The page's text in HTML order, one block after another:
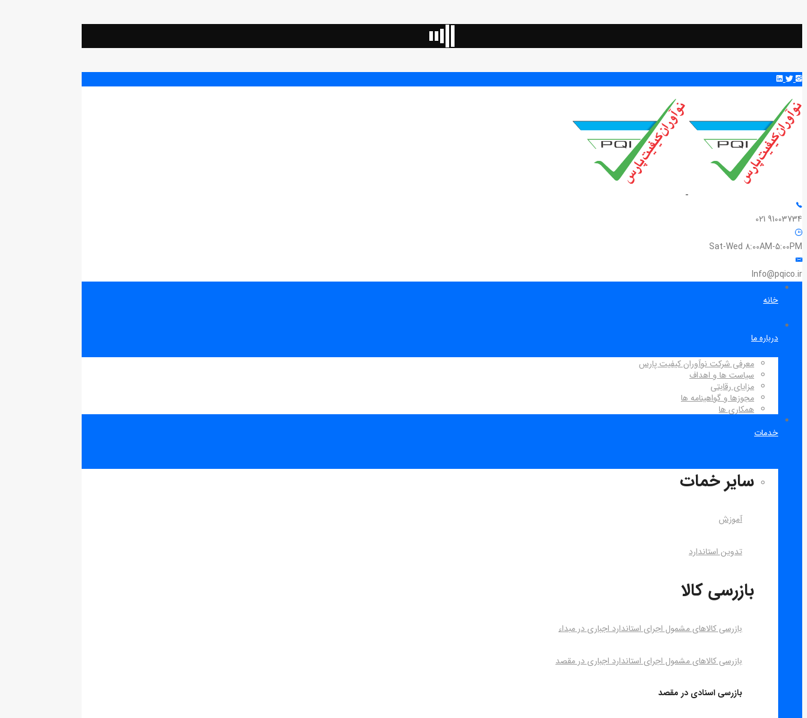
91003734 021
Sat-Wed 8:00AM-5:00PM
Info@pqico.ir
خانه
درباره ما
معرفی شرکت نوآوران کیفیت پارس
سیاست ها و اهداف
مزایای رقابتی
مجوزها و گواهینامه ها
همکاری ها
خدمات
سایر خمات
آموزش
تدوین استاندارد
بازرسی کالا
بازرسی کالاهای مشمول اجرای استاندارد اجباری در مبداء
بازرسی کالاهای مشمول اجرای استاندارد اجباری در مقصد
بازرسی اسنادی در مقصد